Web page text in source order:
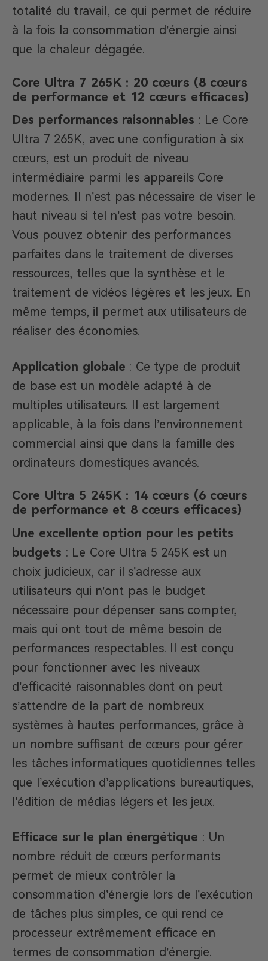
totalité du travail, ce qui permet de réduire
à la fois la consommation d’énergie ainsi
que la chaleur dégagée.
Core Ultra 7 265K : 20 cœurs (8 cœurs
de performance et 12 cœurs efficaces)
Des performances raisonnables : Le Core
Ultra 7 265K, avec une configuration à six
cœurs, est un produit de niveau
intermédiaire parmi les appareils Core
modernes. Il n’est pas nécessaire de viser le
haut niveau si tel n’est pas votre besoin.
Vous pouvez obtenir des performances
parfaites dans le traitement de diverses
ressources, telles que la synthèse et le
traitement de vidéos légères et les jeux. En
même temps, il permet aux utilisateurs de
réaliser des économies.
Application globale : Ce type de produit
de base est un modèle adapté à de
multiples utilisateurs. Il est largement
applicable, à la fois dans l’environnement
commercial ainsi que dans la famille des
ordinateurs domestiques avancés.
Core Ultra 5 245K : 14 cœurs (6 cœurs
de performance et 8 cœurs efficaces)
Une excellente option pour les petits
budgets : Le Core Ultra 5 245K est un
choix judicieux, car il s’adresse aux
utilisateurs qui n’ont pas le budget
nécessaire pour dépenser sans compter,
mais qui ont tout de même besoin de
performances respectables. Il est conçu
pour fonctionner avec les niveaux
d’efficacité raisonnables dont on peut
s’attendre de la part de nombreux
systèmes à hautes performances, grâce à
un nombre suffisant de cœurs pour gérer
les tâches informatiques quotidiennes telles
que l’exécution d’applications bureautiques,
l’édition de médias légers et les jeux.
Efficace sur le plan énergétique : Un
nombre réduit de cœurs performants
permet de mieux contrôler la
consommation d’énergie lors de l’exécution
de tâches plus simples, ce qui rend ce
processeur extrêmement efficace en
termes de consommation d’énergie.